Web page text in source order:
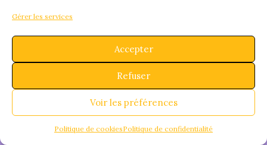
Gérer les services
Accepter
Refuser
Voir les préférences
Politique de cookiesPolitique de confidentialité